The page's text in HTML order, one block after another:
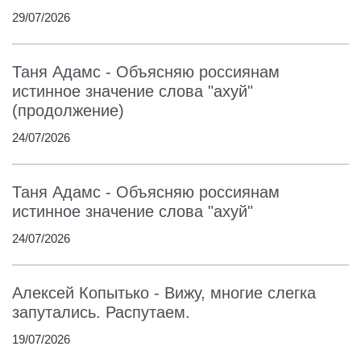
29/07/2026
Таня Адамс - Объясняю россиянам
истинное значение слова "ахуй"
(продолжение)
24/07/2026
Таня Адамс - Объясняю россиянам
истинное значение слова "ахуй"
24/07/2026
Алексей Копытько - Вижу, многие слегка
запутались. Распутаем.
19/07/2026